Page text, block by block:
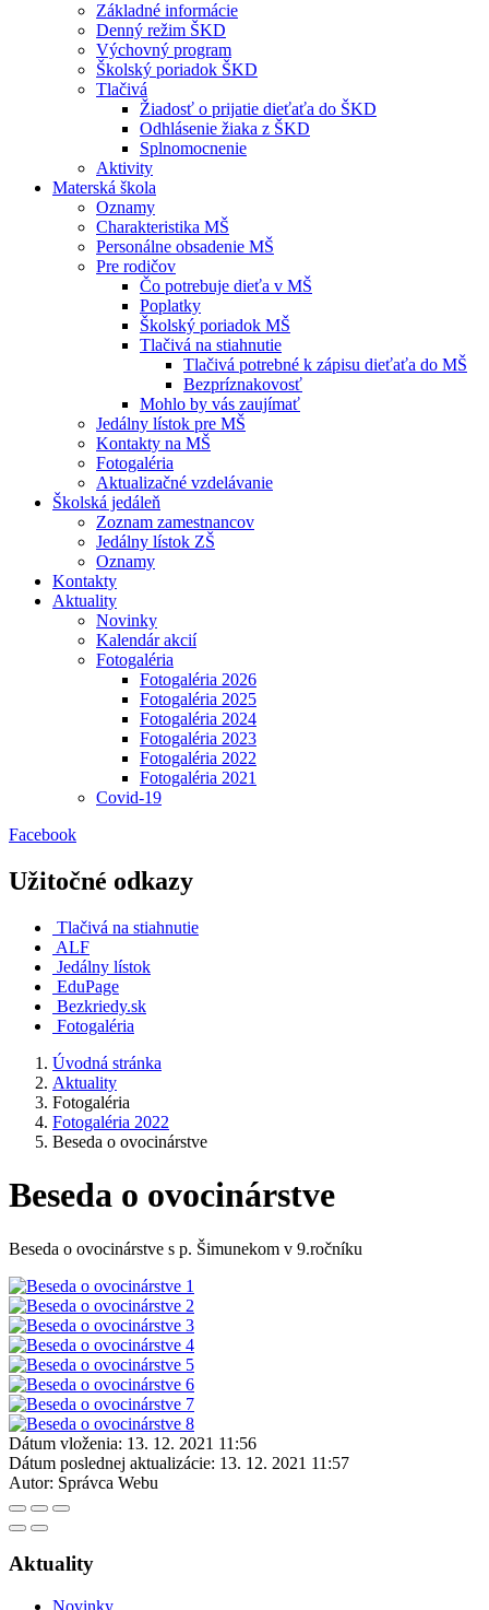
Základné informácie
Denný režim ŠKD
Výchovný program
Školský poriadok ŠKD
Tlačivá
Žiadosť o prijatie dieťaťa do ŠKD
Odhlásenie žiaka z ŠKD
Splnomocnenie
Aktivity
Materská škola
Oznamy
Charakteristika MŠ
Personálne obsadenie MŠ
Pre rodičov
Čo potrebuje dieťa v MŠ
Poplatky
Školský poriadok MŠ
Tlačivá na stiahnutie
Tlačivá potrebné k zápisu dieťaťa do MŠ
Bezpríznakovosť
Mohlo by vás zaujímať
Jedálny lístok pre MŠ
Kontakty na MŠ
Fotogaléria
Aktualizačné vzdelávanie
Školská jedáleň
Zoznam zamestnancov
Jedálny lístok ZŠ
Oznamy
Kontakty
Aktuality
Novinky
Kalendár akcií
Fotogaléria
Fotogaléria 2026
Fotogaléria 2025
Fotogaléria 2024
Fotogaléria 2023
Fotogaléria 2022
Fotogaléria 2021
Covid-19
Facebook
Užitočné odkazy
Tlačivá na stiahnutie
ALF
Jedálny lístok
EduPage
Bezkriedy.sk
Fotogaléria
Úvodná stránka
Aktuality
Fotogaléria
Fotogaléria 2022
Beseda o ovocinárstve
Beseda o ovocinárstve
Beseda o ovocinárstve s p. Šimunekom v 9.ročníku
Dátum vloženia: 13. 12. 2021 11:56
Dátum poslednej aktualizácie: 13. 12. 2021 11:57
Autor: Správca Webu
Aktuality